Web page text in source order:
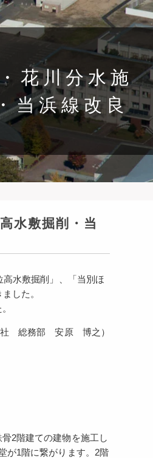
花川分水施
当浜線改良
水敷掘削・当
水敷掘削」、「当別ほ
した。
社 総務部 安原 博之）
2階建ての建物を施工し
が1階に繋がります。2階